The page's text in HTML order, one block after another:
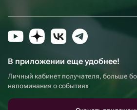
В приложении еще удобнее!
Личный кабинет получателя, больше
напоминания о событиях